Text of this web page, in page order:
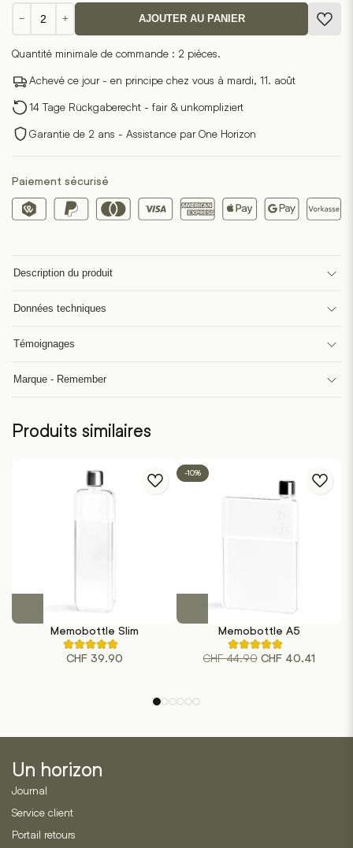
−
de
Solena
500
+ AJOUTER AU PANIER
Quantité minimale de commande : 2 pièces.
Achevé ce jour - en principe chez vous à mardi, 11. août
14 Tage Rückgaberecht - fair & unkompliziert
Garantie de 2 ans - Assistance par One Horizon
Paiement sécurisé
Description du produit
Données techniques
Témoignages
Marque - Remember
Produits similaires
Memobottle Slim
Noté
4.40
5
clients
CHF39.90
-10%
Memobottle A5
Noté
4.75
4
CHF44.90 Le
CHF40.41Le
Un horizon
Journal
Service client
Portail retours